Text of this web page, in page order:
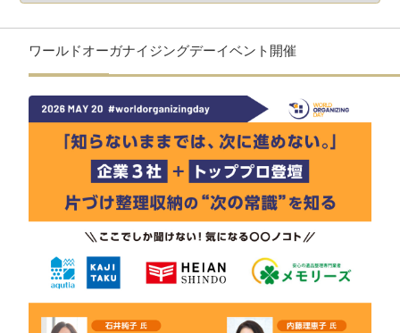
ワールドオーガナイジングデーイベント開催